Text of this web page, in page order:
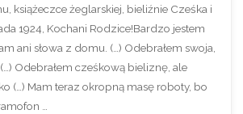
książeczce żeglarskiej, bieliźnie Cześka i
1924, Kochani Rodzice!Bardzo jestem
ani słowa z domu. (…) Odebrałem swoja,
Odebrałem cześkową bieliznę, ale
(…) Mam teraz okropną masę roboty, bo
…